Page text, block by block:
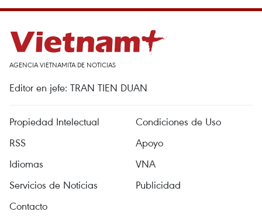
AGENCIA VIETNAMITA DE NOTICIAS
Editor en jefe: TRAN TIEN DUAN
Propiedad Intelectual
Condiciones de Uso
RSS
Apoyo
Idiomas
VNA
Servicios de Noticias
Publicidad
Contacto